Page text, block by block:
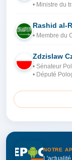
• Ministre du
AR
Rashid al-
• Membre du
PO
Zdzislaw
• Sénateur
• Député
NOTRE